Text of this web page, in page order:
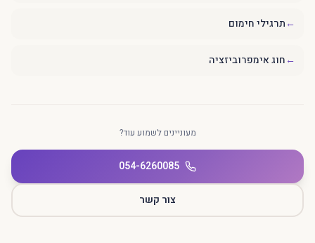
←תרגילי חימום
←חוג אימפרוביזציה
מעוניינים לשמוע עוד?
054-6260085
צור קשר